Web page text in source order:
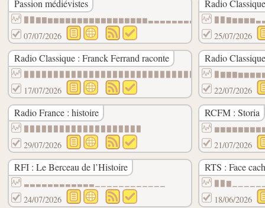
Passion médiévistes
07/07/2026
Radio
25/07/2026
Radio Classique : Franck Ferrand raconte
17/07/2026
Radio
22/07/2026
Radio France : histoire
29/07/2026
RCFM : Storia
21/07/2026
RFI : Le Berceau de l’Histoire
▃▃▃▃▃▃▃▃▃▃▃▃▁▁▁▁▁▁▁▁▁▁▁▁
24/07/2026
RTS : Face
18/06/2026